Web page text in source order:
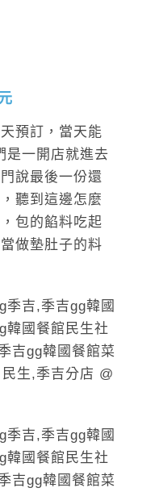
預訂，當天能
是一開店就進去
說最後一份還
聽到這邊怎麼
包的餡料吃起
做墊肚子的料